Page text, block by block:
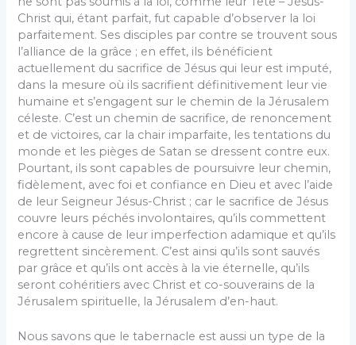
Christ qui, étant parfait, fut capable d’observer la loi
parfaitement. Ses disciples par contre se trouvent sous
l’alliance de la grâce ; en effet, ils bénéficient
actuellement du sacrifice de Jésus qui leur est imputé,
dans la mesure où ils sacrifient définitivement leur vie
humaine et s’engagent sur le chemin de la Jérusalem
céleste. C’est un chemin de sacrifice, de renoncement
et de victoires, car la chair imparfaite, les tentations du
monde et les pièges de Satan se dressent contre eux.
Pourtant, ils sont capables de poursuivre leur chemin,
fidèlement, avec foi et confiance en Dieu et avec l’aide
de leur Seigneur Jésus-Christ ; car le sacrifice de Jésus
couvre leurs péchés involontaires, qu’ils commettent
encore à cause de leur imperfection adamique et qu’ils
regrettent sincèrement. C’est ainsi qu’ils sont sauvés
par grâce et qu’ils ont accès à la vie éternelle, qu’ils
seront cohéritiers avec Christ et co-souverains de la
Jérusalem spirituelle, la Jérusalem d’en-haut.
Nous savons que le tabernacle est aussi un type de la